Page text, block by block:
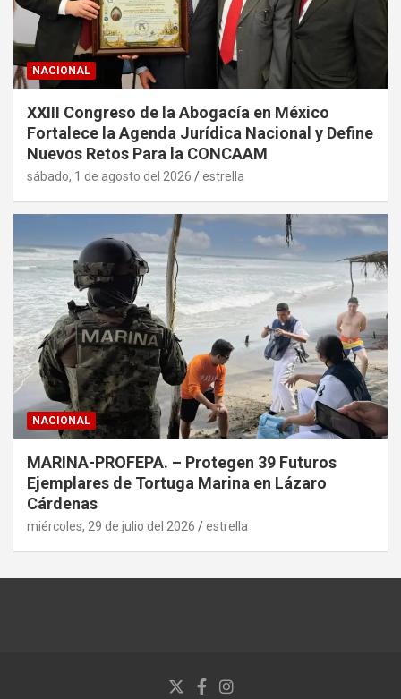
NACIONAL
XXIII Congreso de la Abogacía en México
Fortalece la Agenda Jurídica Nacional y Define
Nuevos Retos Para la CONCAAM
sábado, 1 de agosto del 2026 estrella
NACIONAL
MARINA-PROFEPA. – Protegen 39 Futuros
Ejemplares de Tortuga Marina en Lázaro
Cárdenas
miércoles, 29 de julio del 2026 estrella